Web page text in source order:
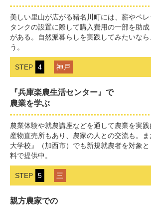
美しい里山が広がる猪名川町には、薪やペ
タンクの設置に際して購入費用の一部を助
がある。自然派暮らしを実践してみたいな
う。
STEP 4 神戸
『兵庫楽農生活センター』で
農業を学ぶ
農業体験や就農講座などを通して農業を実
産物直売所もあり、農家の人との交流も。
大学校』（加西市）でも新規就農者を対象
料で提供中。
STEP 5 三
親方農家での